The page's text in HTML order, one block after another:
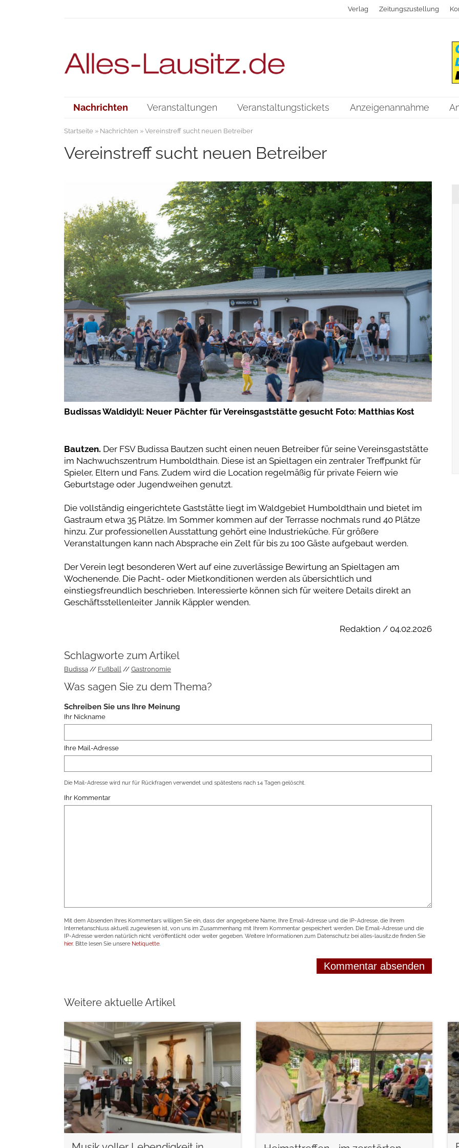
Verlag Zeitungszustellung
Nachrichten Veranstaltungen Veranstaltungstickets Anzeigenannahme
Startseite» Nachrichten » Vereinstreff sucht neuen Betreiber
Vereinstreff sucht neuen Betreiber
Budissas Waldidyll: Neuer Pächter für Vereinsgaststätte gesucht Foto: Matthias Kost
Bautzen. Der FSV Budissa Bautzen sucht einen neuen Betreiber für seine Vereinsgaststätte
im Nachwuchszentrum Humboldthain. Diese ist an Spieltagen ein zentraler Treffpunkt für
Spieler, Eltern und Fans. Zudem wird die Location regelmäßig für private Feiern wie
Geburtstage oder Jugendweihen genutzt.
Die vollständig eingerichtete Gaststätte liegt im Waldgebiet Humboldthain und bietet im
Gastraum etwa 35 Plätze. Im Sommer kommen auf der Terrasse nochmals rund 40 Plätze
hinzu. Zur professionellen Ausstattung gehört eine Industrieküche. Für größere
Veranstaltungen kann nach Absprache ein Zelt für bis zu 100 Gäste aufgebaut werden.
Der Verein legt besonderen Wert auf eine zuverlässige Bewirtung an Spieltagen am
Wochenende. Die Pacht- oder Mietkonditionen werden als übersichtlich und
einstiegsfreundlich beschrieben. Interessierte können sich für weitere Details direkt an
Geschäftsstellenleiter Jannik Käppler wenden.
Redaktion / 04.02.2026
Schlagworte zum Artikel
Budissa Fußball Gastronomie
Was sagen Sie zu dem Thema?
Schreiben Sie uns Ihre Meinung
Ihr Nickname
Ihre Mail-Adresse
Die Mail-Adresse wird nur für Rückfragen verwendet und spätestens nach 14 Tagen gelöscht.
Ihr Kommentar
Mit dem Absenden Ihres Kommentars willigen Sie ein, dass der angegebene Name, Ihre Email-Adresse und die IP-Adresse, die Ihrem
Internetanschluss aktuell zugewiesen ist, von uns im Zusammenhang mit Ihrem Kommentar gespeichert werden. Die Email-Adresse und die
IP-Adresse werden natürlich nicht veröffentlicht oder weiter gegeben. Weitere Informationen zum Datenschutz bei alles-lausitz.de finden Sie
hier. Bitte lesen Sie unsere Netiquette.
Weitere aktuelle Artikel
weiterlesen weiterlesen